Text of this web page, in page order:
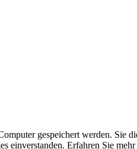
gespeichert werden. Sie
einverstanden. Erfahren Sie mehr